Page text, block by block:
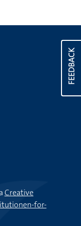
FEEDBACK
Creative
for-